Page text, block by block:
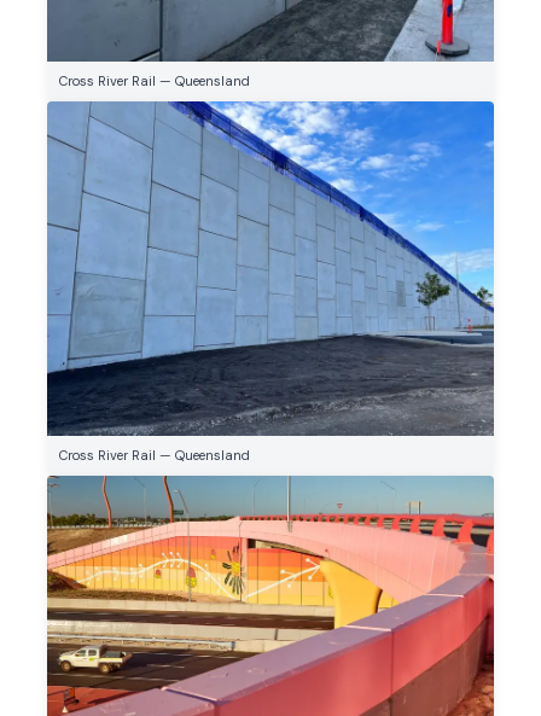
Cross River Rail — Queensland
Cross River Rail — Queensland